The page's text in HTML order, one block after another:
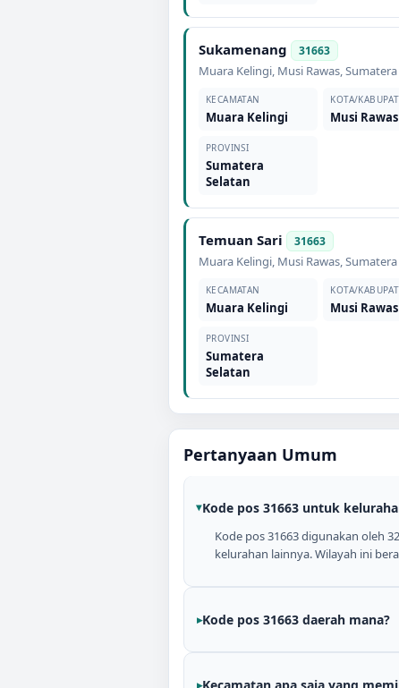
Sukamenang 31663
Muara Kelingi, Musi Rawas,
KECAMATAN
Muara Kelingi
KOTA/
Musi Rawas
PROVINSI
Sumatera
Selatan
Temuan Sari 31663
Muara Kelingi, Musi Rawas,
KECAMATAN
Muara Kelingi
KOTA/
Musi Rawas
PROVINSI
Sumatera
Selatan
Pertanyaan Umum
Kode pos 31663 untuk
Kode pos 31663 digunakan oleh
kelurahan lainnya. Wilayah ini
Kode pos 31663 daerah mana?